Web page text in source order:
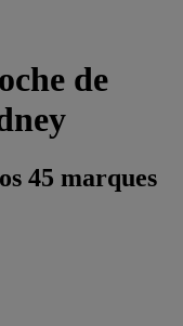
de
45 marques